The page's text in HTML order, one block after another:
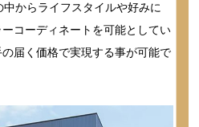
からライフスタイルや好みに
コーディネートを可能としてい
届く価格で実現する事が可能で